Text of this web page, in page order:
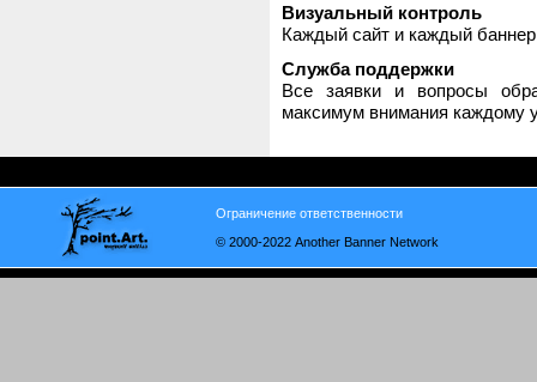
Визуальный контроль
Каждый сайт и каждый
Служба поддержки
Все заявки и вопросы
максимум внимания каждому
Ограничение ответственности
© 2000-2022 Another Banner Network